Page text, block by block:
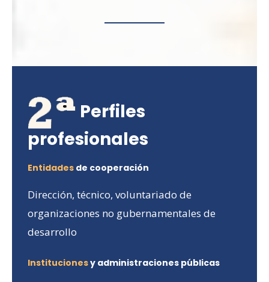
Perfiles
profesionales
Entidades de cooperación
Dirección, técnico, voluntariado de
organizaciones no gubernamentales de
desarrollo
Institucionesy administraciones públicas